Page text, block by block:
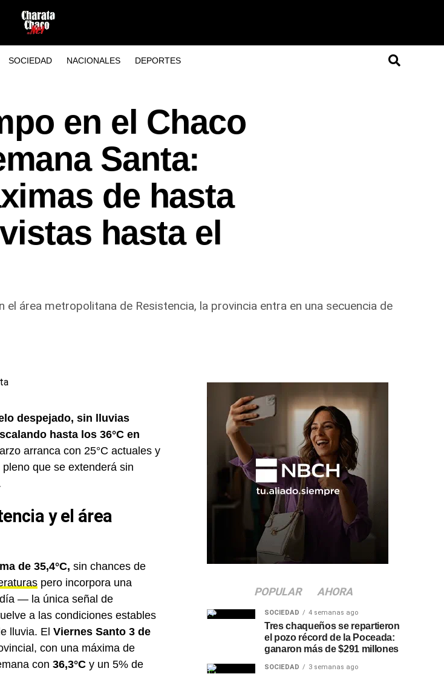
SOCIEDAD NACIONALES DEPORTES
en el Chaco
Santa:
de hasta
hasta el
área metropolitana de Resistencia, la provincia entra en una secuencia de
despejado, sin lluvias
hasta los 36°C en
arranca con 25°C actuales y
que se extenderá sin
y el área
de 35,4°C, sin chances de
pero incorpora una
— la única señal de
a las condiciones estables
lluvia. El Viernes Santo 3 de
con una máxima de
con 36,3°C y un 5% de
POPULAR AHORA
SOCIEDAD 4 semanas ago
Tres chaqueños se repartieron
el pozo récord de la Poceada:
ganaron más de $291 millones
SOCIEDAD 3 semanas ago